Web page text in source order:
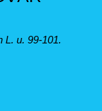
L. u. 99-101.